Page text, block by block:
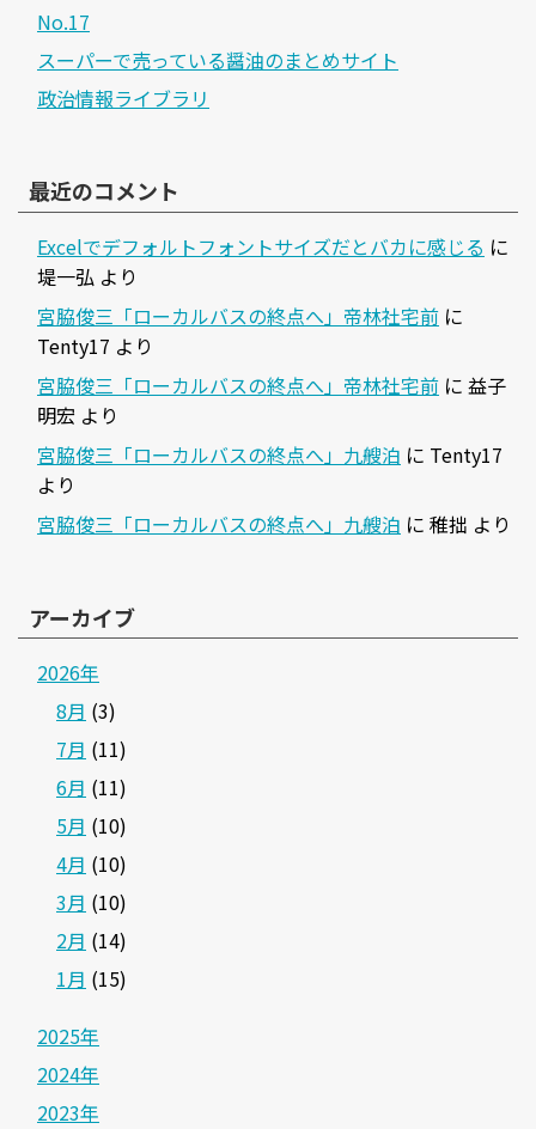
No.17
スーパーで売っている醤油のまとめサイト
政治情報ライブラリ
最近のコメント
Excelでデフォルトフォントサイズだとバカに感じる に
堤一弘 より
宮脇俊三「ローカルバスの終点へ」帝林社宅前 に
Tenty17 より
宮脇俊三「ローカルバスの終点へ」帝林社宅前 に 益子
明宏 より
宮脇俊三「ローカルバスの終点へ」九艘泊 に Tenty17
より
宮脇俊三「ローカルバスの終点へ」九艘泊 に 稚拙 より
アーカイブ
2026年
8月 (3)
7月 (11)
6月 (11)
5月 (10)
4月 (10)
3月 (10)
2月 (14)
1月 (15)
2025年
2024年
2023年